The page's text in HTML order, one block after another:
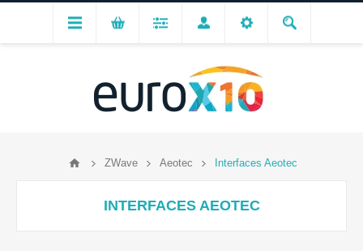
ZWave Aeotec Interfaces Aeotec
INTERFACES AEOTEC